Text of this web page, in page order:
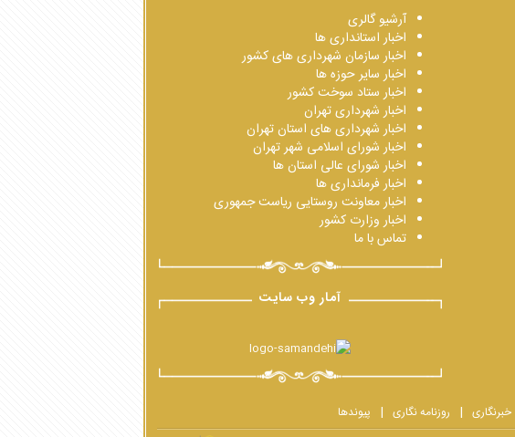
آرشیو گالری
اخبار استانداری ها
اخبار سازمان شهرداری های کشور
اخبار سایر حوزه ها
اخبار ستاد سوخت کشور
اخبار شهرداری تهران
اخبار شهرداری های استان تهران
اخبار شورای اسلامی شهر تهران
اخبار شورای عالی استان ها
اخبار فرمانداری ها
اخبار معاونت روستایی ریاست جمهوری
اخبار وزارت کشور
تماس با ما
آمار وب سایت
خبرنگاری روزنامه نگاری پیوندها